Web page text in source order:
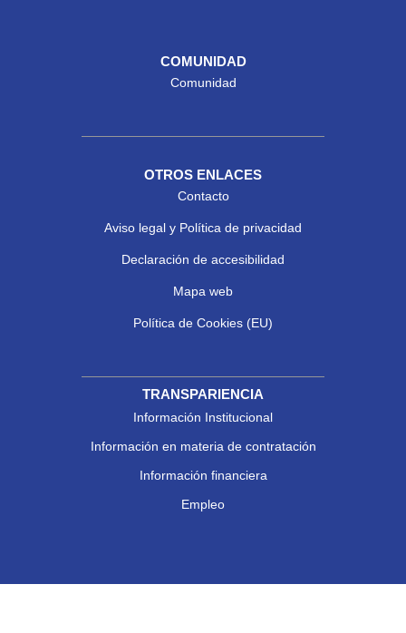
COMUNIDAD
Comunidad
OTROS ENLACES
Contacto
Aviso legal y Política de privacidad
Declaración de accesibilidad
Mapa web
Política de Cookies (EU)
TRANSPARIENCIA
Información Institucional
Información en materia de contratación
Información financiera
Empleo